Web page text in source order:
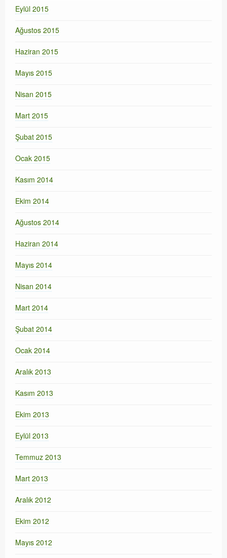
Eylül 2015
Ağustos 2015
Haziran 2015
Mayıs 2015
Nisan 2015
Mart 2015
Şubat 2015
Ocak 2015
Kasım 2014
Ekim 2014
Ağustos 2014
Haziran 2014
Mayıs 2014
Nisan 2014
Mart 2014
Şubat 2014
Ocak 2014
Aralık 2013
Kasım 2013
Ekim 2013
Eylül 2013
Temmuz 2013
Mart 2013
Aralık 2012
Ekim 2012
Mayıs 2012